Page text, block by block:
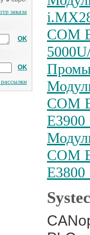
заказа
OK
OK
рассылки
COM
COM
COM